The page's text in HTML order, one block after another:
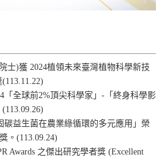
士)獲 2024植領未來臺灣植物科學新技
(113.11.22)
「全球前2%頂尖科學家」-「終身科學影
碳益生菌在農業綠循環的多元應用」榮
。 (113.09.24)
Awards 之傑出研究學者獎 (Excellent